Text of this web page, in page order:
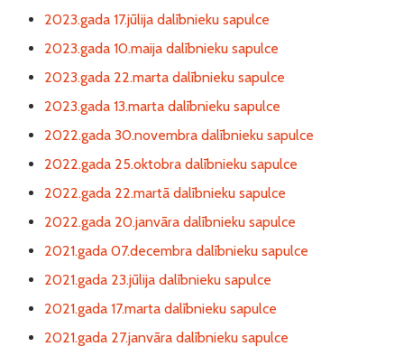
2023.gada 17.jūlija dalībnieku sapulce
2023.gada 10.maija dalībnieku sapulce
2023.gada 22.marta dalībnieku sapulce
2023.gada 13.marta dalībnieku sapulce
2022.gada 30.novembra dalībnieku sapulce
2022.gada 25.oktobra dalībnieku sapulce
2022.gada 22.martā dalībnieku sapulce
2022.gada 20.janvāra dalībnieku sapulce
2021.gada 07.decembra dalībnieku sapulce
2021.gada 23.jūlija dalībnieku sapulce
2021.gada 17.marta dalībnieku sapulce
2021.gada 27.janvāra dalībnieku sapulce